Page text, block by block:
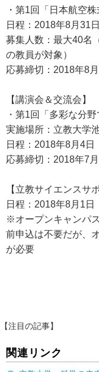
・第1回「日本航空株
日程：2018年8月31日
募集人数：最大40名
の教員が対象）
応募締切：2018年8月
【講演会＆交流会】
・第1回「多彩な分
実施場所：立教大学
日程：2018年8月4日
応募締切：2018年7月
【立教サイエンスサ
日程：2018年8月1日
※オープンキャンパ
前申込は不要だが、
が必要
【注目の記事】
関連リンク